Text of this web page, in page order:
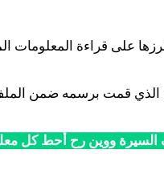
على قراءة المعلومات
قمت برسمه ضمن
ووين رح أحط كل